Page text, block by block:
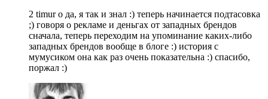
2 timur о да, я так и знал :) теперь начинается подтасовка
;) говоря о рекламе и деньгах от западных брендов
сначала, теперь переходим на упоминание каких-либо
западных брендов вообще в блоге :) история с
мумусиком она как раз очень показательна :) спасибо,
поржал :)